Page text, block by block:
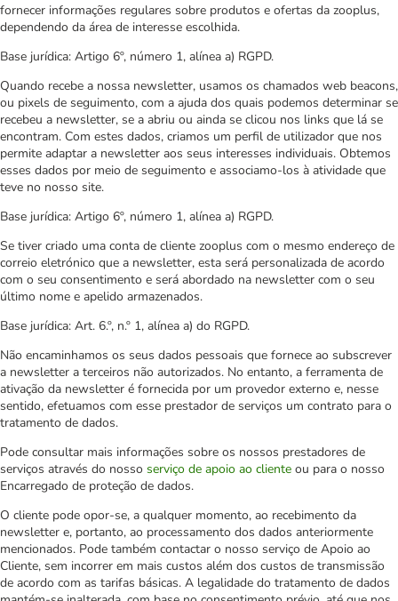
fornecer informações regulares sobre produtos e ofertas da zooplus,
dependendo da área de interesse escolhida.
Base jurídica: Artigo 6º, número 1, alínea a) RGPD.
Quando recebe a nossa newsletter, usamos os chamados web beacons,
ou pixels de seguimento, com a ajuda dos quais podemos determinar se
recebeu a newsletter, se a abriu ou ainda se clicou nos links que lá se
encontram. Com estes dados, criamos um perfil de utilizador que nos
permite adaptar a newsletter aos seus interesses individuais. Obtemos
esses dados por meio de seguimento e associamo-los à atividade que
teve no nosso site.
Base jurídica: Artigo 6º, número 1, alínea a) RGPD.
Se tiver criado uma conta de cliente zooplus com o mesmo endereço de
correio eletrónico que a newsletter, esta será personalizada de acordo
com o seu consentimento e será abordado na newsletter com o seu
último nome e apelido armazenados.
Base jurídica: Art. 6.º, n.º 1, alínea a) do RGPD.
Não encaminhamos os seus dados pessoais que fornece ao subscrever
a newsletter a terceiros não autorizados. No entanto, a ferramenta de
ativação da newsletter é fornecida por um provedor externo e, nesse
sentido, efetuamos com esse prestador de serviços um contrato para o
tratamento de dados.
Pode consultar mais informações sobre os nossos prestadores de
serviços através do nosso serviço de apoio ao cliente ou para o nosso
Encarregado de proteção de dados.
O cliente pode opor-se, a qualquer momento, ao recebimento da
newsletter e, portanto, ao processamento dos dados anteriormente
mencionados. Pode também contactar o nosso serviço de Apoio ao
Cliente, sem incorrer em mais custos além dos custos de transmissão
de acordo com as tarifas básicas. A legalidade do tratamento de dados